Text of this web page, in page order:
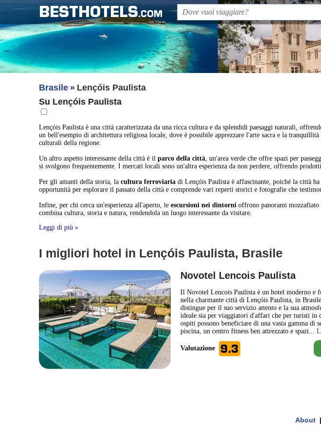
BESTHOTELS.COM
Brasile
Lençóis Paulista
Su Lençóis Paulista
Lençóis Paulista è una città caratterizzata da una ricca cultura e da splendidi paesaggi naturali,
un bell'esempio di architettura religiosa locale, dove è possibile apprezzare l'arte sacra e la
culturali della regione.
Un altro aspetto interessante della città è ilparco della città, un'area verde che offre spazi per
si svolgono frequentemente. I mercati locali sono un'altra esperienza da non perdere, offrendo
Per gli amanti della storia, lacultura ferroviaria di Lençóis Paulista è affascinante, poiché la città
opportunità per esplorare il passato della città e comprende vari reperti storici e fotografie che
Infine, per chi cerca un'esperienza all'aperto, leescursioni nei dintorni offrono panorami mozzafiato
combina cultura, storia e natura, rendendola un luogo interessante da visitare.
Leggi di più »
I migliori hotel in Lençóis Paulista, Brasile
Novotel Lencois Paulista
Il Novotel Lencois Paulista è un hotel moderno e
nella charmante città di Lençóis Paulista, in
distingue per il suo servizio attento e la sua
ideale sia per viaggiatori d'affari che per turisti in
ospiti possono beneficiare di una vasta gamma di
piscina, un centro fitness ben attrezzato e spazi...
Valutazione 9.3
About